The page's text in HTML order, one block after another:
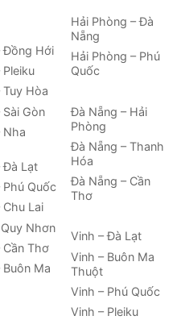
Đồng Hới
Pleiku
Tuy Hòa
Sài Gòn
Nha
Đà Lạt
Phú Quốc
Chu Lai
Nhơn
Cần Thơ
Buôn Ma
Hải Phòng – Đà
Nẵng
Hải Phòng – Phú
Quốc
Đà Nẵng – Hải
Phòng
Đà Nẵng – Thanh
Hóa
Đà Nẵng – Cần
Thơ
Vinh – Đà Lạt
Vinh – Buôn Ma
Thuột
Vinh – Phú Quốc
Vinh – Pleiku